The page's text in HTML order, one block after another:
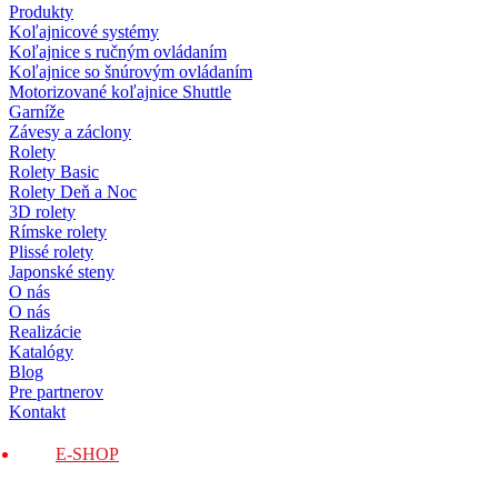
Produkty
Koľajnicové systémy
Koľajnice s ručným ovládaním
Koľajnice so šnúrovým ovládaním
Motorizované koľajnice Shuttle
Garníže
Závesy a záclony
Rolety
Rolety Basic
Rolety Deň a Noc
3D rolety
Rímske rolety
Plissé rolety
Japonské steny
O nás
O nás
Realizácie
Katalógy
Blog
Pre partnerov
Kontakt
E-SHOP